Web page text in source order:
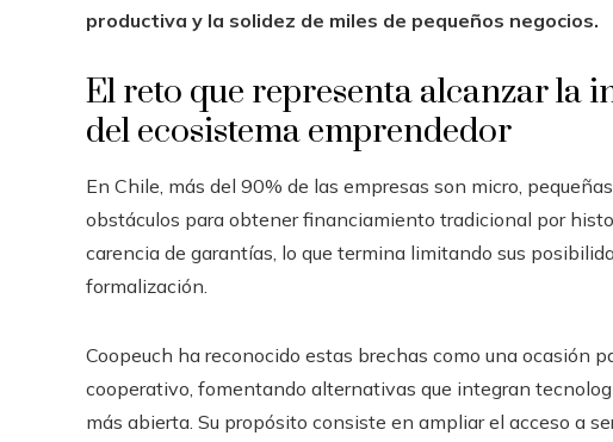
productiva y la solidez de miles de pequeños negocios.
El reto que representa alcanzar la
del ecosistema emprendedor
En Chile, más del 90% de las empresas son micro,
obstáculos para obtener financiamiento tradicional por
carencia de garantías, lo que termina limitando sus
formalización.
Coopeuch ha reconocido estas brechas como una ocasión
cooperativo, fomentando alternativas que integran
más abierta. Su propósito consiste en ampliar el acceso a